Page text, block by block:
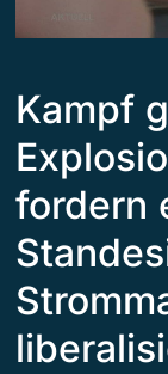
Kampf
fordern